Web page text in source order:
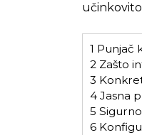
1 Punjač
2Zašto
3
4Jasna
5
6